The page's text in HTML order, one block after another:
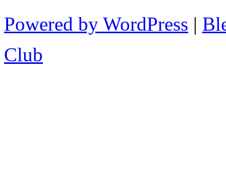
Powered by WordPress |
Club